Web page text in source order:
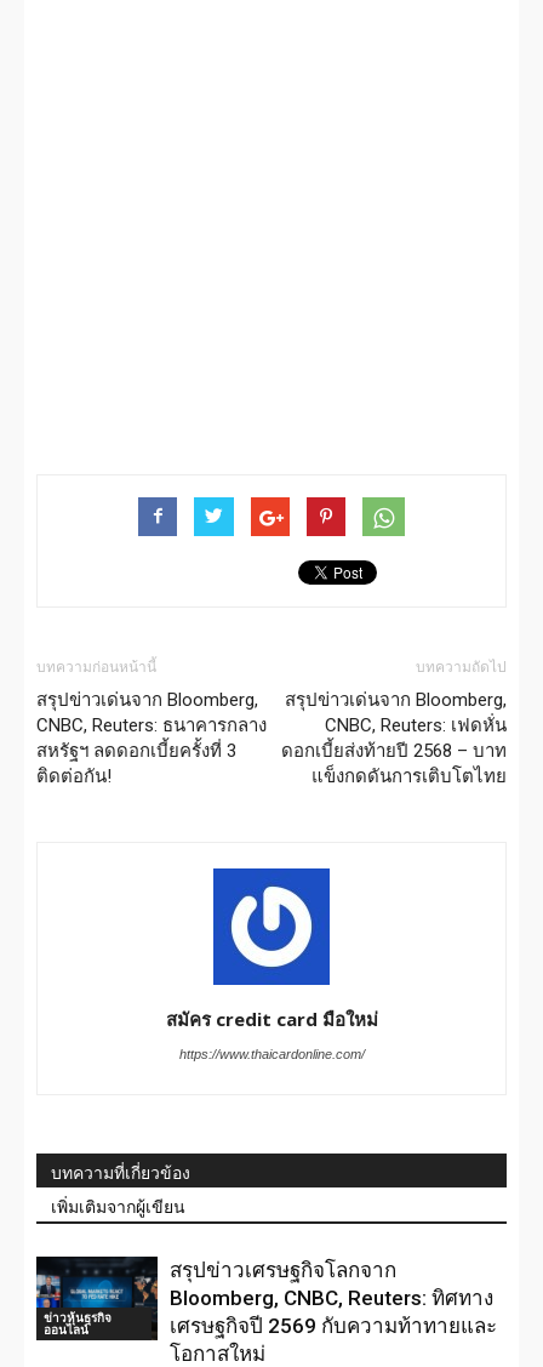
บทความก่อนหน้านี้
สรุปข่าวเด่นจาก Bloomberg,
CNBC, Reuters: ธนาคารกลาง
สหรัฐฯ ลดดอกเบี้ยครั้งที่ 3
ติดต่อกัน!
บทความถัดไป
สรุปข่าวเด่นจาก Bloomberg,
CNBC, Reuters: เฟดหั่น
ดอกเบี้ยส่งท้ายปี 2568 – บาท
แข็งกดดันการเติบโตไทย
สมัคร credit card มือใหม่
https://www.thaicardonline.com/
บทความที่เกี่ยวข้อง
เพิ่มเติมจากผู้เขียน
ข่าวหุ้นธุรกิจ
ออนไลน์
สรุปข่าวเศรษฐกิจโลกจาก
Bloomberg, CNBC, Reuters: ทิศทาง
เศรษฐกิจปี 2569 กับความท้าทายและ
โอกาสใหม่